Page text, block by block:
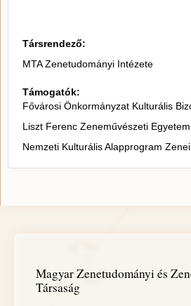
Társrendező:
MTA Zenetudományi Intézete
Támogatók:
Fővárosi Önkormányzat Kulturális
Liszt Ferenc Zeneművészeti Egyetem
Nemzeti Kulturális Alapprogram
Magyar Zenetudományi és
Társaság